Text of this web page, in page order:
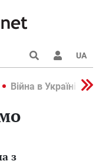
UA
Війна в Україні 2022
з